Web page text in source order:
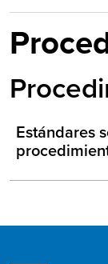
Estándares